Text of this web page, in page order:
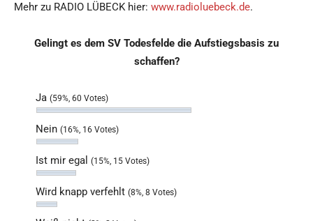
Mehr zu RADIO LÜBECK hier: www.radioluebeck.de.
Gelingt es dem SV Todesfelde die Aufstiegsbasis zu
schaffen?
Ja (59%, 60 Votes)
Nein (16%, 16 Votes)
Ist mir egal (15%, 15 Votes)
Wird knapp verfehlt (8%, 8 Votes)